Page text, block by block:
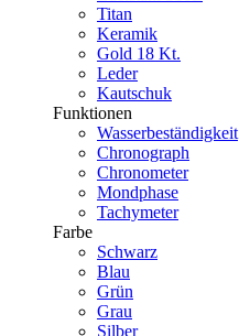
Titan
Keramik
Gold 18 Kt.
Leder
Kautschuk
Funktionen
Wasserbeständigkeit
Chronograph
Chronometer
Mondphase
Tachymeter
Farbe
Schwarz
Blau
Grün
Grau
Silber